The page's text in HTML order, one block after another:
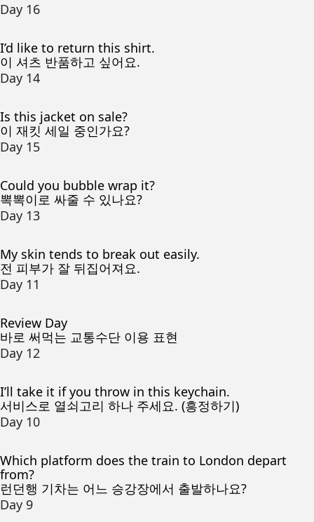
Day 16
I’d like to return this shirt.
이 셔츠 반품하고 싶어요.
Day 14
Is this jacket on sale?
이 재킷 세일 중인가요?
Day 15
Could you bubble wrap it?
뽁뽁이로 싸줄 수 있나요?
Day 13
My skin tends to break out easily.
전 피부가 잘 뒤집어져요.
Day 11
Review Day
바로 써먹는 교통수단 이용 표현
Day 12
I’ll take it if you throw in this keychain.
서비스로 열쇠고리 하나 주세요. (흥정하기)
Day 10
Which platform does the train to London depart
from?
런던행 기차는 어느 승강장에서 출발하나요?
Day 9